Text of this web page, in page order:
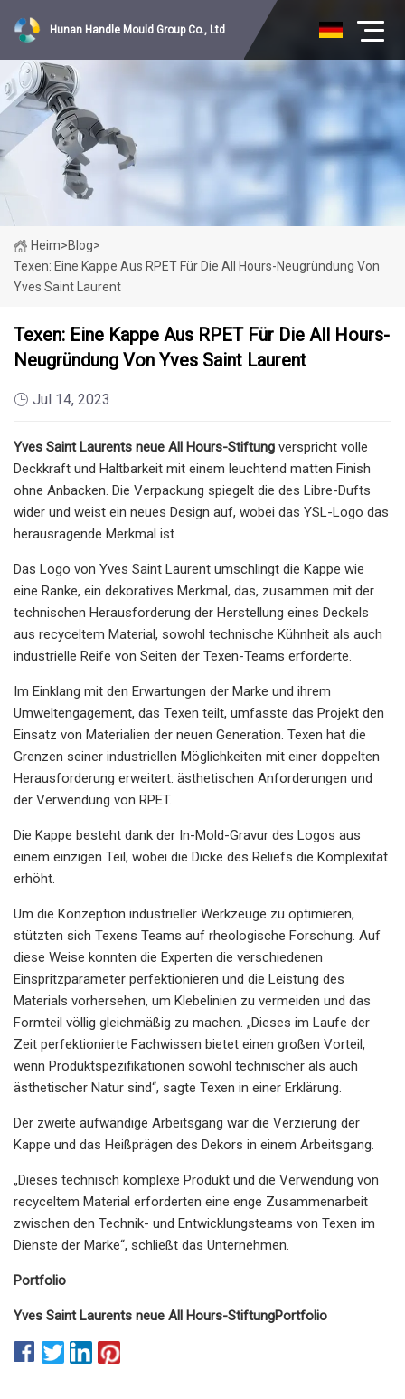
Hunan Handle Mould Group Co., Ltd
Heim>Blog>
Texen: Eine Kappe Aus RPET Für Die All Hours-Neugründung Von
Yves Saint Laurent
Texen: Eine Kappe Aus RPET Für Die All Hours-
Neugründung Von Yves Saint Laurent
Jul 14, 2023
Yves Saint Laurents neue All Hours-Stiftung verspricht volle
Deckkraft und Haltbarkeit mit einem leuchtend matten Finish
ohne Anbacken. Die Verpackung spiegelt die des Libre-Dufts
wider und weist ein neues Design auf, wobei das YSL-Logo das
herausragende Merkmal ist.
Das Logo von Yves Saint Laurent umschlingt die Kappe wie
eine Ranke, ein dekoratives Merkmal, das, zusammen mit der
technischen Herausforderung der Herstellung eines Deckels
aus recyceltem Material, sowohl technische Kühnheit als auch
industrielle Reife von Seiten der Texen-Teams erforderte.
Im Einklang mit den Erwartungen der Marke und ihrem
Umweltengagement, das Texen teilt, umfasste das Projekt den
Einsatz von Materialien der neuen Generation. Texen hat die
Grenzen seiner industriellen Möglichkeiten mit einer doppelten
Herausforderung erweitert: ästhetischen Anforderungen und
der Verwendung von RPET.
Die Kappe besteht dank der In-Mold-Gravur des Logos aus
einem einzigen Teil, wobei die Dicke des Reliefs die Komplexität
erhöht.
Um die Konzeption industrieller Werkzeuge zu optimieren,
stützten sich Texens Teams auf rheologische Forschung. Auf
diese Weise konnten die Experten die verschiedenen
Einspritzparameter perfektionieren und die Leistung des
Materials vorhersehen, um Klebelinien zu vermeiden und das
Formteil völlig gleichmäßig zu machen. „Dieses im Laufe der
Zeit perfektionierte Fachwissen bietet einen großen Vorteil,
wenn Produktspezifikationen sowohl technischer als auch
ästhetischer Natur sind“, sagte Texen in einer Erklärung.
Der zweite aufwändige Arbeitsgang war die Verzierung der
Kappe und das Heißprägen des Dekors in einem Arbeitsgang.
„Dieses technisch komplexe Produkt und die Verwendung von
recyceltem Material erforderten eine enge Zusammenarbeit
zwischen den Technik- und Entwicklungsteams von Texen im
Dienste der Marke“, schließt das Unternehmen.
Portfolio
Yves Saint Laurents neue All Hours-StiftungPortfolio